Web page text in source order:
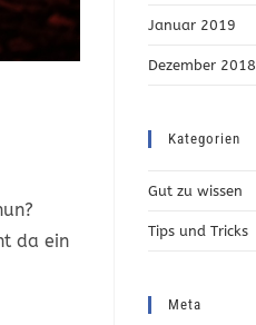
da ein
Januar 2019
Dezember 2018
Kategorien
Gut zu wissen
Tips und Tricks
Meta